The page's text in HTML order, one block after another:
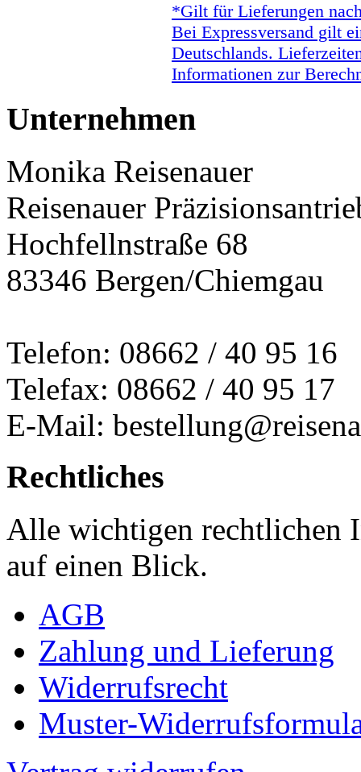
*Gilt für Lieferungen
Bei Expressversand gilt
Deutschlands.
Informationen zur
Unternehmen
Monika Reisenauer
Reisenauer
Hochfellnstraße 68
83346 Bergen/Chiemgau
Telefon: 08662 / 40 95 16
Telefax: 08662 / 40 95 17
E-Mail:
Rechtliches
Alle wichtigen rechtlichen
auf einen Blick.
AGB
Zahlung und Lieferung
Widerrufsrecht
Muster-